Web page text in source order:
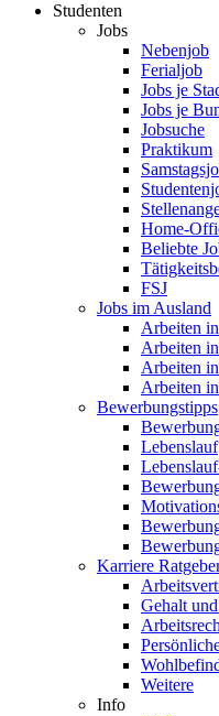
Studenten
Jobs
Nebenjob
Ferialjob
Jobs je
Jobs je
Jobsuche
Praktikum
Home-
Beliebte
FSJ
Jobs im Ausland
Arbeiten
Arbeiten
Arbeiten
Arbeiten
Bewerbungstipps
Lebenslauf
Karriere
Gehalt
Weitere
Info